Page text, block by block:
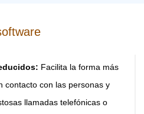
Facilita la forma más
contacto con las personas y
llamadas telefónicas o